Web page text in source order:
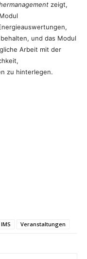
zeigt,
und das Modul
Arbeit mit der
zu hinterlegen.
Veranstaltungen